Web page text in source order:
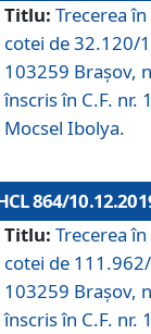
Titlu: Trecerea
cotei de 32.120/
103259 Brașov,
înscris în C.F. nr.
Mocsel Ibolya.
864/
Titlu: Trecerea
cotei de
103259 Brașov,
înscris în C.F. nr.